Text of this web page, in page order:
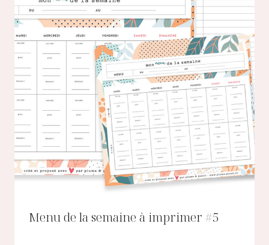
Menu de la semaine à imprimer #5